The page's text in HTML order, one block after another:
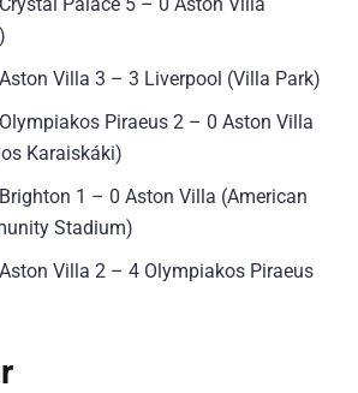
Villa 3 – 3 Liverpool (Villa Park)
Piraeus 2 – 0 Aston Villa
Karaiskáki)
1 – 0 Aston Villa (American
Stadium)
Villa 2 – 4 Olympiakos Piraeus